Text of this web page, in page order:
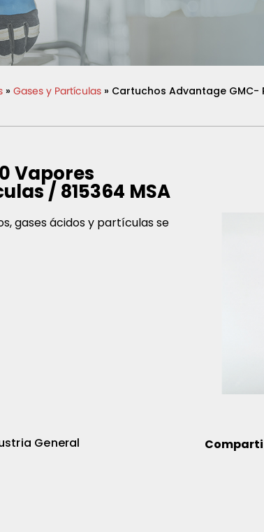
» Gases y Partículas » Cartuchos Advantage GMC-
Vapores
/ 815364 MSA
gases ácidos y partículas se
General